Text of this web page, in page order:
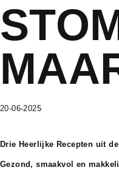
20-06-2025
Drie Heerlijke Recepten uit
Gezond, smaakvol en